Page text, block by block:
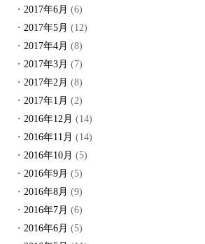
2017年6月 (6)
2017年5月 (12)
2017年4月 (8)
2017年3月 (7)
2017年2月 (8)
2017年1月 (2)
2016年12月 (14)
2016年11月 (14)
2016年10月 (5)
2016年9月 (5)
2016年8月 (9)
2016年7月 (6)
2016年6月 (5)